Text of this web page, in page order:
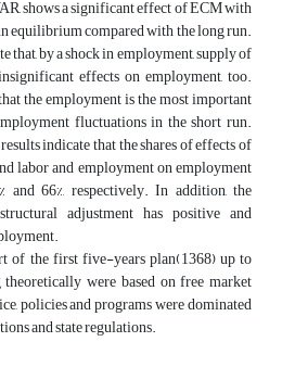
shows a significant effect of ECM with
equilibrium compared with the long run.
that, by a shock in employment, supply of
effects on employment, too.
the employment is the most important
fluctuations in the short run.
indicate that the shares of effects of
labor and employment on employment
and 66%, respectively. In addition, the
adjustment has positive and
of the first five-years plan(1368) up to
were based on free market
policies and programs were dominated
and state regulations.